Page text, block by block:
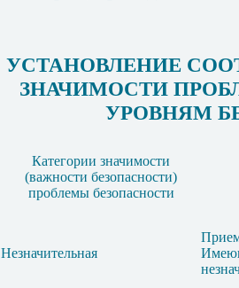
УСТАНОВЛЕНИЕ
ЗНАЧИМОСТИ
УРОВНЯМ
Категории значимости
(важности безопасности)
проблемы безопасности
Незначительная